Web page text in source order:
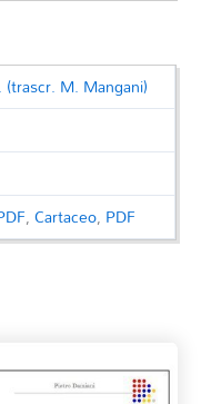
(trascr. M. Mangani)
,Cartaceo, PDF